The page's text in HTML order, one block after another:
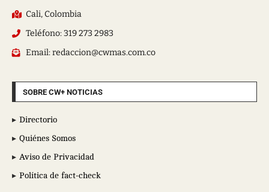
Cali, Colombia
Teléfono: 319 273 2983
Email: redaccion@cwmas.com.co
SOBRE CW+ NOTICIAS
Directorio
Quiénes Somos
Aviso de Privacidad
Política de fact-check